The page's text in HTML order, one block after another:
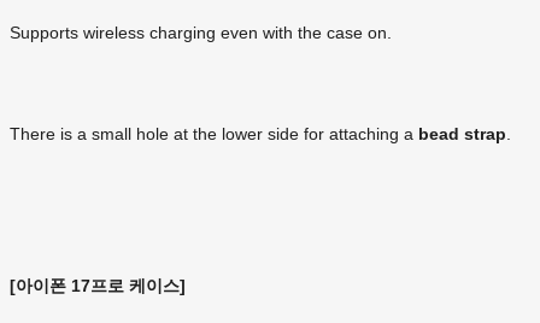
Supports wireless charging even with the case on.
There is a small hole at the lower side for attaching a bead strap
[아이폰 17프로 케이스]